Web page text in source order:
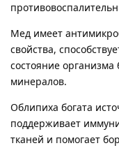
Мед имеет
свойства,
состояние
минералов.
Облипиха богата
поддерживает
тканей и помогает